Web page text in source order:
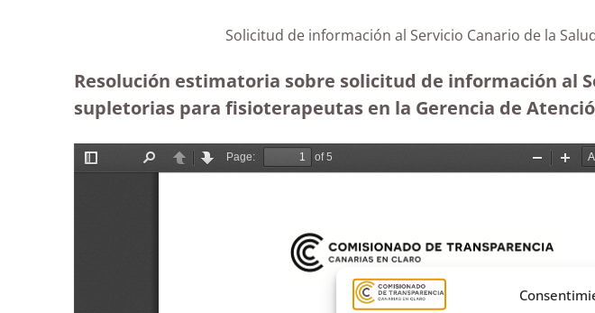
Solicitud de información al Servicio Canario de la
Resolución estimatoria sobre solicitud de información al
supletorias para fisioterapeutas en la Gerencia de